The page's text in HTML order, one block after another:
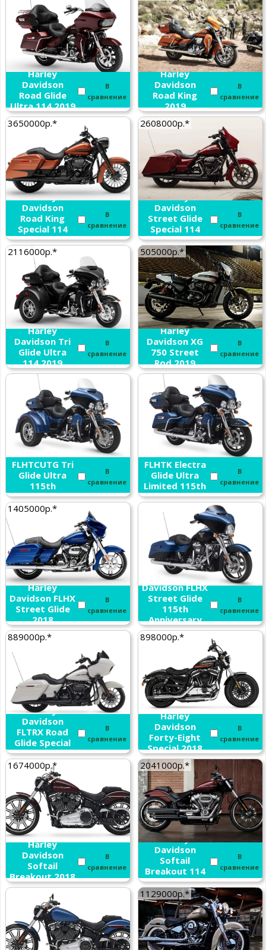
Harley
Davidson
Road Glide
Ultra 114 2019
В
сравнение
Harley
Davidson
Road King
2019
В
сравнение
3650000р.*
Harley
Davidson
Road King
Special 114
2019
В
сравнение
2608000р.*
Harley
Davidson
Street Glide
Special 114
2019
В
сравнение
2116000р.*
Harley
Davidson Tri
Glide Ultra
114 2019
В
сравнение
505000р.*
Harley
Davidson XG
750 Street
Rod 2019
В
сравнение
Harley
FLHTCUTG Tri
Glide Ultra
115th
Anniversary
2018
В
сравнение
Harley
Davidson
FLHTK Electra
Glide Ultra
Limited 115th
Anniversary
В
сравнение
1405000р.*
Harley
Davidson FLHX
Street Glide
2018
В
сравнение
Harley
Davidson FLHX
Street Glide
115th
Anniversary
2018
В
сравнение
889000р.*
Harley
Davidson
FLTRX Road
Glide Special
2018
В
сравнение
898000р.*
Harley
Davidson
Forty-Eight
Special 2018
В
сравнение
1674000р.*
Harley
Davidson
Softail
Breakout 2018
В
сравнение
2041000р.*
Harley
Davidson
Softail
Breakout 114
2018
В
сравнение
1129000р.*